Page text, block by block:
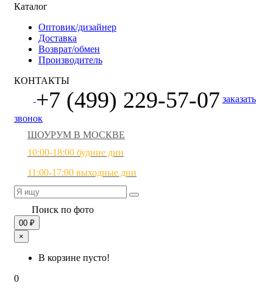
Каталог
Оптовик/дизайнер
Доставка
Возврат/обмен
Производитель
КОНТАКТЫ
+7 (499) 229-57-07 заказать
звонок
ШОУРУМ В МОСКВЕ
10:00-18:00 будние дни
11:00-17:00 выходные дни
Поиск по фото
00 ₽
×
В корзине пусто!
0